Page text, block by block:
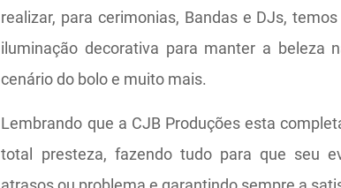
realizar, para cerimonias, Bandas e DJs,
iluminação decorativa para manter a beleza
cenário do bolo e muito mais.
Lembrando que a CJB Produções esta
total presteza, fazendo tudo para que seu